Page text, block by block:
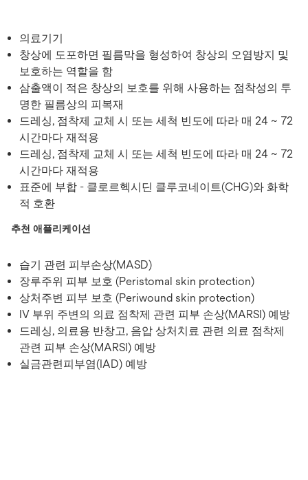
의료기기
창상에 도포하면 필름막을 형성하여 창상의 오염방지 및
보호하는 역할을 함
삼출액이 적은 창상의 보호를 위해 사용하는 점착성의 투
명한 필름상의 피복재
드레싱, 점착제 교체 시 또는 세척 빈도에 따라 매 24 ~ 72
시간마다 재적용
드레싱, 점착제 교체 시 또는 세척 빈도에 따라 매 24 ~ 72
시간마다 재적용
표준에 부합 - 클로르헥시딘 클루코네이트(CHG)와 화학
적 호환
추천 애플리케이션
습기 관련 피부손상(MASD)
장루주위 피부 보호 (Peristomal skin protection)
상처주변 피부 보호 (Periwound skin protection)
IV 부위 주변의 의료 점착제 관련 피부 손상(MARSI) 예방
드레싱, 의료용 반창고, 음압 상처치료 관련 의료 점착제
관련 피부 손상(MARSI) 예방
실금관련피부염(IAD) 예방